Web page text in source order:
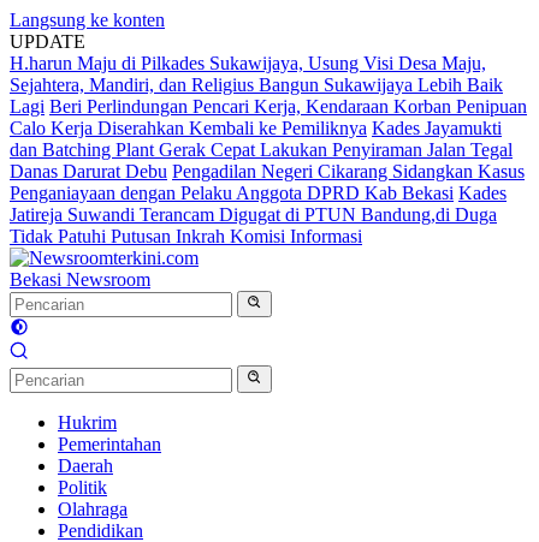
Langsung ke konten
UPDATE
H.harun Maju di Pilkades Sukawijaya, Usung Visi Desa Maju,
Sejahtera, Mandiri, dan Religius Bangun Sukawijaya Lebih Baik
Lagi Beri Perlindungan Pencari Kerja, Kendaraan Korban Penipuan
Calo Kerja Diserahkan Kembali ke Pemiliknya Kades Jayamukti
dan Batching Plant Gerak Cepat Lakukan Penyiraman Jalan Tegal
Danas Darurat Debu Pengadilan Negeri Cikarang Sidangkan Kasus
Penganiayaan dengan Pelaku Anggota DPRD Kab Bekasi Kades
Jatireja Suwandi Terancam Digugat di PTUN Bandung,di Duga
Tidak Patuhi Putusan Inkrah Komisi Informasi
Bekasi Newsroom
Hukrim
Pemerintahan
Daerah
Politik
Olahraga
Pendidikan